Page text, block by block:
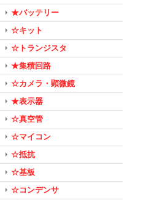
★バッテリー
☆キット
☆トランジスタ
★集積回路
☆カメラ・顕微鏡
★表示器
☆真空管
☆マイコン
☆抵抗
☆基板
☆コンデンサ